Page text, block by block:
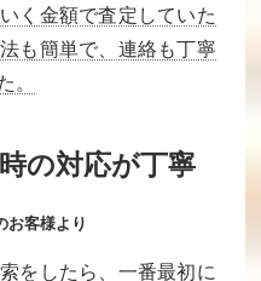
く金額で査定していた
も簡単で、連絡も丁寧
。
の対応が丁寧
お客様より
をしたら、一番最初に